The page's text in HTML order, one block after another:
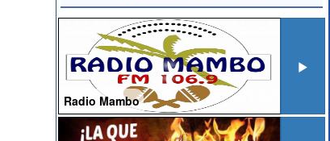
Radio Mambo